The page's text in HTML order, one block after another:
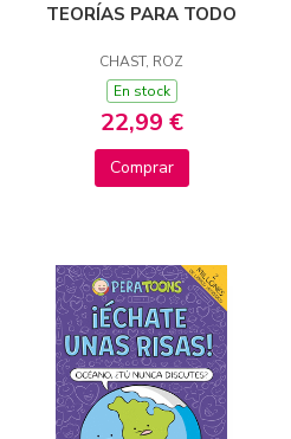
TEORÍAS PARA TODO
CHAST, ROZ
En stock
22,99 €
Comprar